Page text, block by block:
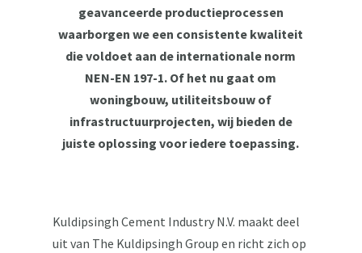
geavanceerde productieprocessen
waarborgen we een consistente kwaliteit
die voldoet aan de internationale norm
NEN-EN 197-1. Of het nu gaat om
woningbouw, utiliteitsbouw of
infrastructuurprojecten, wij bieden de
juiste oplossing voor iedere toepassing.
Kuldipsingh Cement Industry N.V. maakt deel
uit van The Kuldipsingh Group en richt zich op